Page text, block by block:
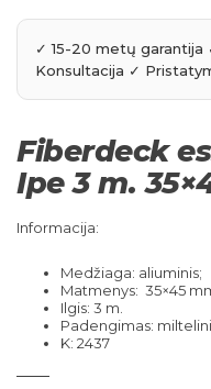
Fiberdeck
Ipe 3 m.
Informacija:
Medžiaga: aliuminis;
Matmenys: 35×45
Ilgis: 3 m.
Padengimas:
K: 2437